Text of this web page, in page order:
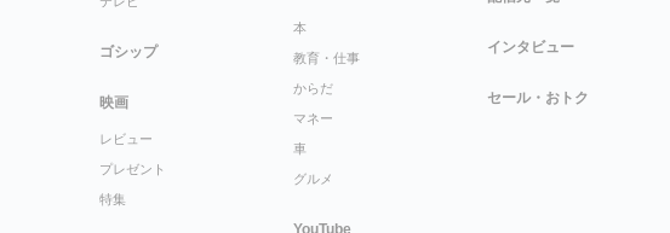
ゴシップ
映画
レビュー
プレゼント
特集
本
教育・仕事
からだ
マネー
車
グルメ
YouTube
インタビュー
セール・おトク